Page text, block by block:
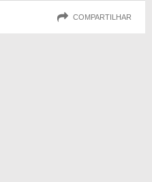
COMPARTILHAR